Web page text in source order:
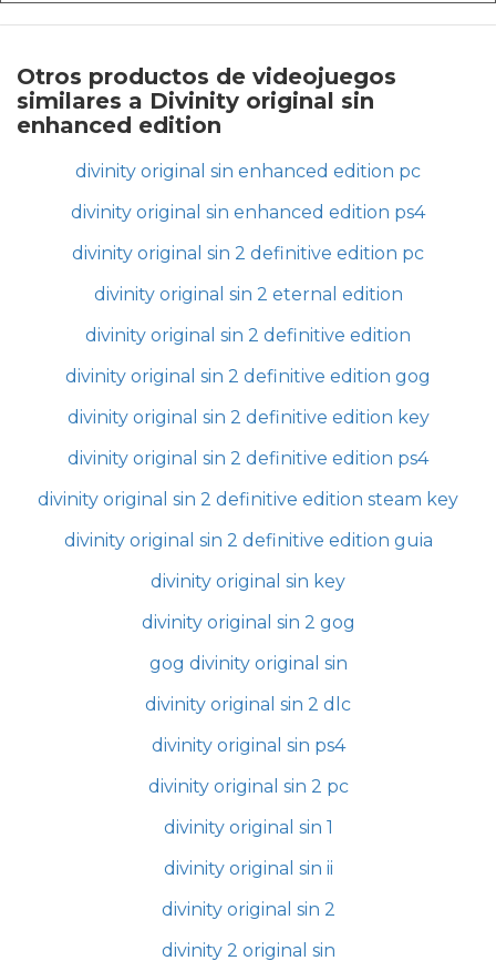
Otros productos de videojuegos
similares a Divinity original sin
enhanced edition
divinity original sin enhanced edition pc
divinity original sin enhanced edition ps4
divinity original sin 2 definitive edition pc
divinity original sin 2 eternal edition
divinity original sin 2 definitive edition
divinity original sin 2 definitive edition gog
divinity original sin 2 definitive edition key
divinity original sin 2 definitive edition ps4
divinity original sin 2 definitive edition steam key
divinity original sin 2 definitive edition guia
divinity original sin key
divinity original sin 2 gog
gog divinity original sin
divinity original sin 2 dlc
divinity original sin ps4
divinity original sin 2 pc
divinity original sin 1
divinity original sin ii
divinity original sin 2
divinity 2 original sin